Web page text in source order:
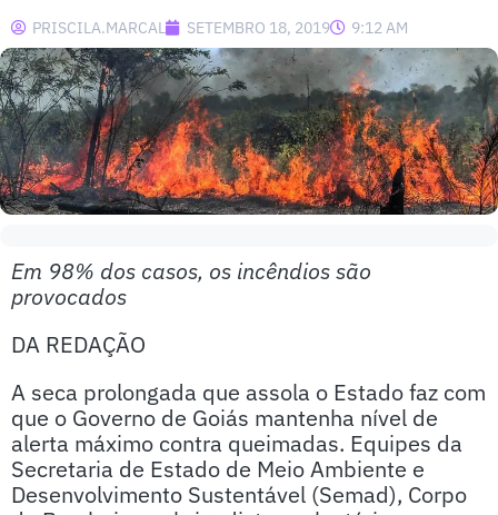
PRISCILA.MARCAL SETEMBRO 18, 2019 9:12 AM
Em 98% dos casos, os incêndios são
provocados
DA REDAÇÃO
A seca prolongada que assola o Estado faz com
que o Governo de Goiás mantenha nível de
alerta máximo contra queimadas. Equipes da
Secretaria de Estado de Meio Ambiente e
Desenvolvimento Sustentável (Semad), Corpo